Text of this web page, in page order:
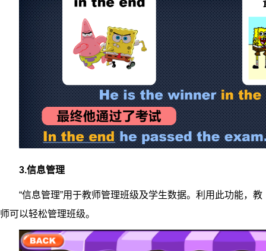
3.信息管理
“信息管理”用于教师管理班级及学生数据。利用此功能，教
师可以轻松管理班级。